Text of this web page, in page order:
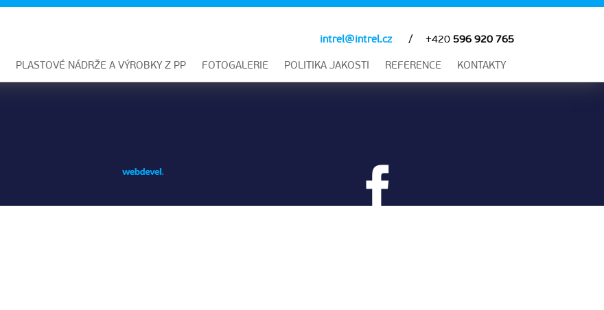
PLASTOVÉ NÁDRŽE A VÝROBKY Z PP FOTOGALERIE POLITIKA JAKOSTI REFERENCE KONTAKTY
intrel@intrel.cz +420 596 920 765